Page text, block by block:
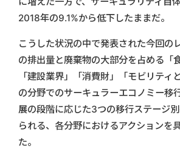
2018年の9.1%から低下したままだ。
こうした状況の中で発表された今回の
の排出量と廃棄物の大部分を占める「
「建設業界」「消費財」「モビリティ
の分野でのサーキュラーエコノミー移
展の段階に応じた3つの移行ステージ
られる、各分野におけるアクションを
た。